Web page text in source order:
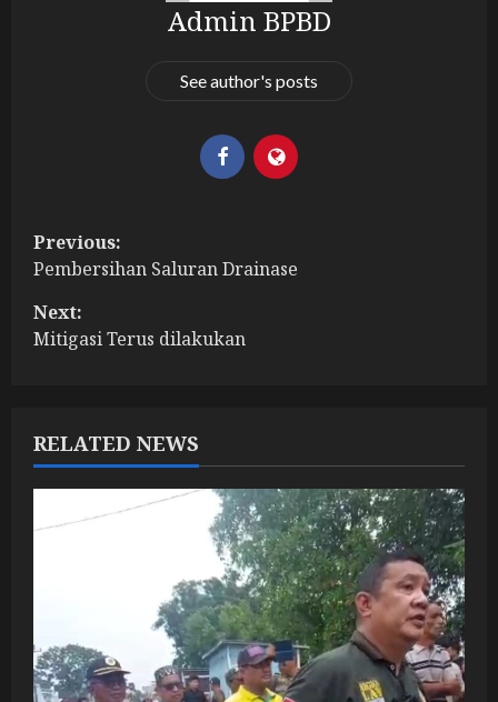
Admin BPBD
See author's posts
P
o
s
a
a
Previous:
Pembersihan Saluran Drainase
Next:
Mitigasi Terus dilakukan
RELATED NEWS